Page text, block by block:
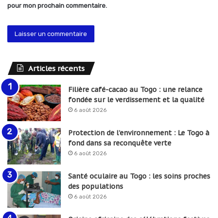
pour mon prochain commentaire.
Articles récents
Filière café-cacao au Togo : une relance
fondée sur le verdissement et la qualité
6 août 2026
Protection de l’environnement : Le Togo à
fond dans sa reconquête verte
6 août 2026
Santé oculaire au Togo : les soins proches
des populations
6 août 2026